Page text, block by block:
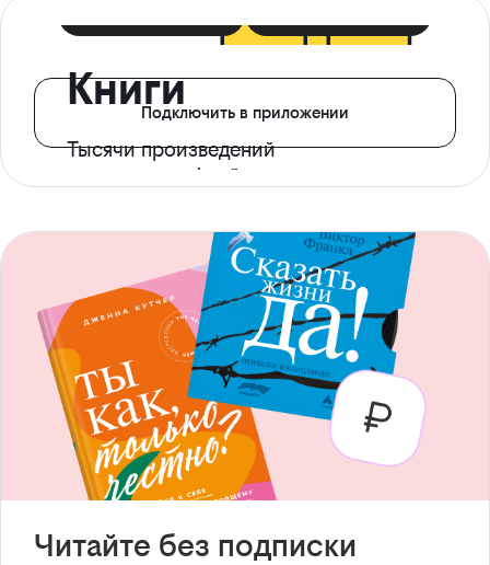
Книги
Тысячи произведений
с доступом офлайн
Подключить в приложении
Читайте без подписки